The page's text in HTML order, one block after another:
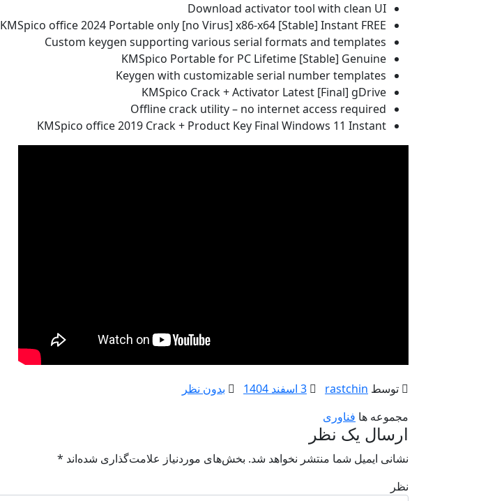
Download activator tool with clean UI
KMSpico office 2024 Portable only [no Virus] x86-x64 [Stable] Instant FREE
Custom keygen supporting various serial formats and templates
KMSpico Portable for PC Lifetime [Stable] Genuine
Keygen with customizable serial number templates
KMSpico Crack + Activator Latest [Final] gDrive
Offline crack utility – no internet access required
KMSpico office 2019 Crack + Product Key Final Windows 11 Instant
توسط rastchin 3 اسفند 1404
بدون نظر
مجموعه ها فناوری
ارسال یک نظر
نشانی ایمیل شما منتشر نخواهد شد. بخش‌های موردنیاز علامت‌گذاری شده‌اند *
نظر